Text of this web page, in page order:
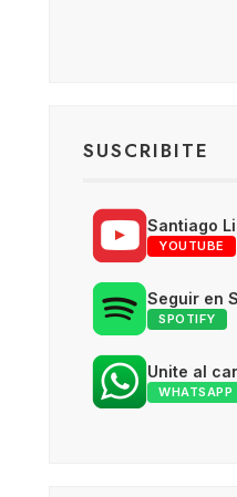
SUSCRIBITE
Santiago
YOUTUBE
Seguir en
SPOTIFY
Unite al
WHATSAPP